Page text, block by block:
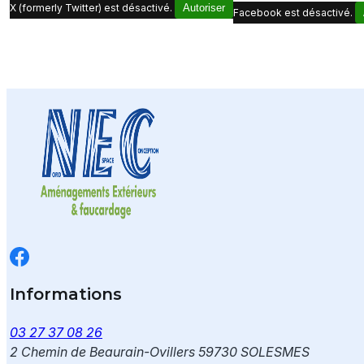
X (formerly Twitter) est désactivé. Autoriser Facebook est désactivé.
Informations
03 27 37 08 26
2 Chemin de Beaurain-Ovillers 59730 SOLESMES